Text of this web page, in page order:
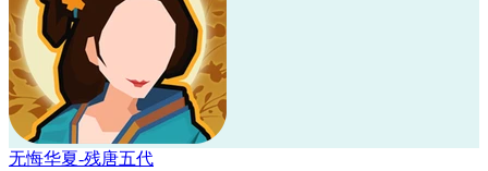
无悔华夏-残唐五代